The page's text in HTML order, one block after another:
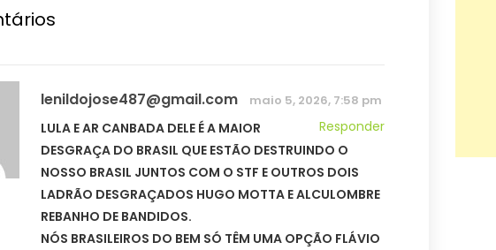
lenildojose487@gmail.com maio 5, 2026, 7:58 pm
Responder
LULA E AR CANBADA DELE É A MAIOR
DESGRAÇA DO BRASIL QUE ESTÃO DESTRUINDO O
NOSSO BRASIL JUNTOS COM O STF E OUTROS DOIS
LADRÃO DESGRAÇADOS HUGO MOTTA E ALCULOMBRE
REBANHO DE BANDIDOS.
NÓS BRASILEIROS DO BEM SÓ TÊM UMA OPÇÃO FLÁVIO